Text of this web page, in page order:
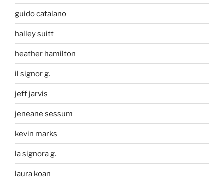
guido catalano
halley suitt
heather hamilton
il signor g.
jeff jarvis
jeneane sessum
kevin marks
la signora g.
laura koan